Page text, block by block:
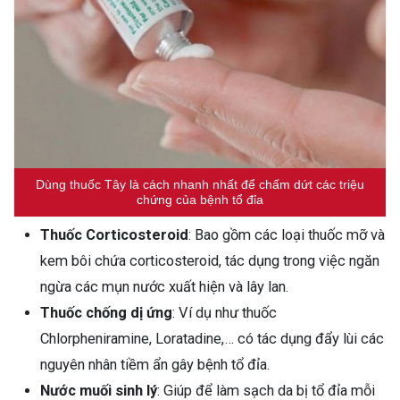
Dùng thuốc Tây là cách nhanh nhất để chấm dứt các triệu
chứng của bệnh tổ đỉa
Thuốc Corticosteroid: Bao gồm các loại thuốc mỡ và
kem bôi chứa corticosteroid, tác dụng trong việc ngăn
ngừa các mụn nước xuất hiện và lây lan.
Thuốc chống dị ứng: Ví dụ như thuốc
Chlorpheniramine, Loratadine,… có tác dụng đẩy lùi các
nguyên nhân tiềm ẩn gây bệnh tổ đỉa.
Nước muối sinh lý: Giúp để làm sạch da bị tổ đỉa mỗi